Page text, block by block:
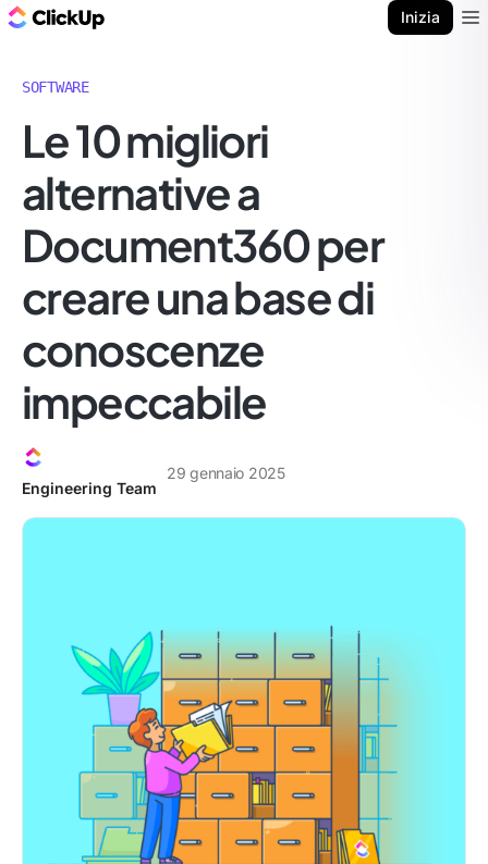
Inizia
SOFTWARE
Le 10 migliori
alternative a
Document360 per
creare una base di
conoscenze
impeccabile
Engineering Team
29 gennaio 2025